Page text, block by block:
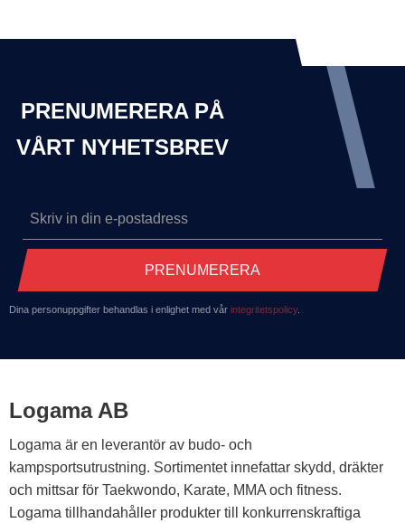
PRENUMERERA PÅ
VÅRT NYHETSBREV
PRENUMERERA
Dina personuppgifter behandlas i enlighet med vår integritetspolicy.
Logama AB
Logama är en leverantör av budo- och
kampsportsutrustning. Sortimentet innefattar skydd, dräkter
och mittsar för Taekwondo, Karate, MMA och fitness.
Logama tillhandahåller produkter till konkurrenskraftiga